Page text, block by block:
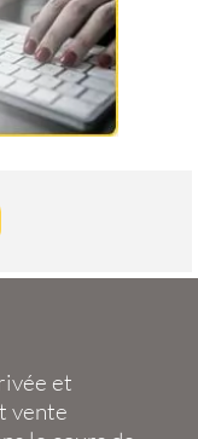
et
vente